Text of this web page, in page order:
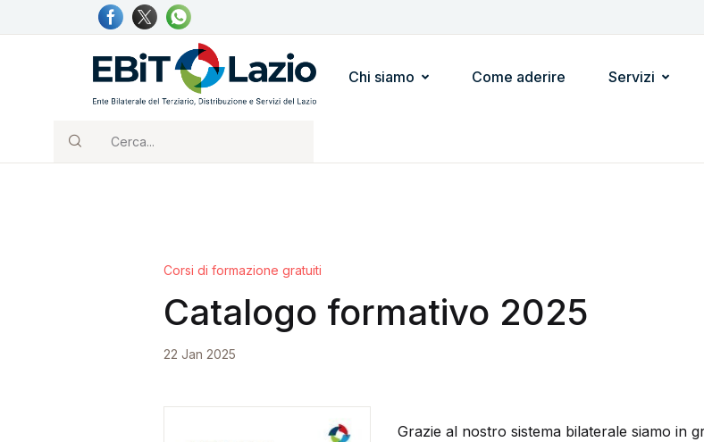
Chi siamo Come aderire Servizi
Cerca...
Corsi di formazione gratuiti
Catalogo formativo 2025
22 Jan 2025
Grazie al nostro sistema bilaterale siamo in